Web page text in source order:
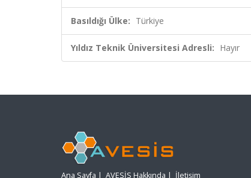
Basıldığı Ülke: Türkiye
Yıldız Teknik Üniversitesi Adresli: Hayır
Ana Sayfa | AVESİS Hakkında | İletişim